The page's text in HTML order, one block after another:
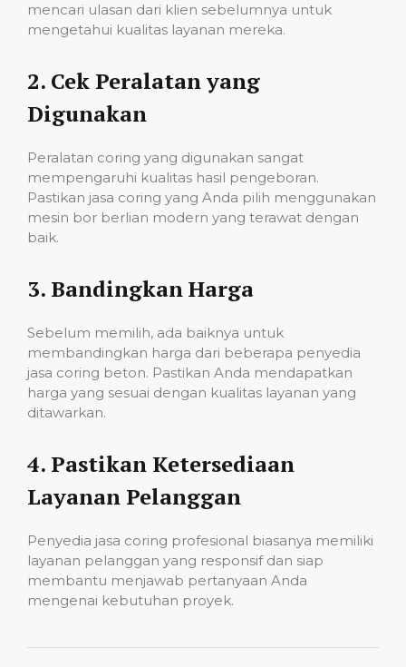
mencari ulasan dari klien sebelumnya untuk
mengetahui kualitas layanan mereka.
2. Cek Peralatan yang
Digunakan
Peralatan coring yang digunakan sangat
mempengaruhi kualitas hasil pengeboran.
Pastikan jasa coring yang Anda pilih menggunakan
mesin bor berlian modern yang terawat dengan
baik.
3. Bandingkan Harga
Sebelum memilih, ada baiknya untuk
membandingkan harga dari beberapa penyedia
jasa coring beton. Pastikan Anda mendapatkan
harga yang sesuai dengan kualitas layanan yang
ditawarkan.
4. Pastikan Ketersediaan
Layanan Pelanggan
Penyedia jasa coring profesional biasanya memiliki
layanan pelanggan yang responsif dan siap
membantu menjawab pertanyaan Anda
mengenai kebutuhan proyek.